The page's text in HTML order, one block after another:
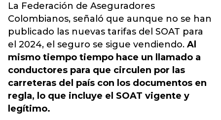
La Federación de Aseguradores
Colombianos, señaló que aunque no se han
publicado las nuevas tarifas del SOAT para
el 2024, el seguro se sigue vendiendo. Al
mismo tiempo tiempo hace un llamado a
conductores para que circulen por las
carreteras del país con los documentos en
regla, lo que incluye el SOAT vigente y
legítimo.